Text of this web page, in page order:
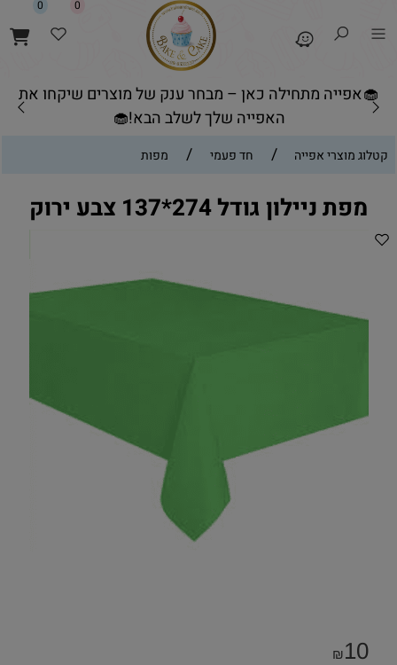
🧁אפייה מתחילה כאן – מבחר ענק של מוצרים שיקחו את
האפייה שלך לשלב הבא!🧁
0 0
קטלוג מוצרי אפייה / חד פעמי / מפות
מפת ניילון גודל 274*137 צבע ירוק
₪10